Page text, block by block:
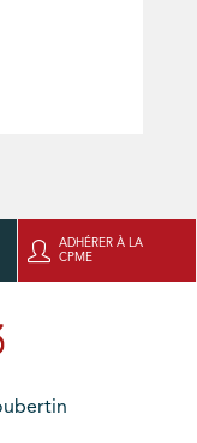
ADHÉRER À LA
CPME